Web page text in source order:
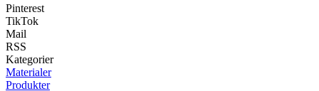
Pinterest
TikTok
Mail
RSS
Kategorier
Materialer
Produkter